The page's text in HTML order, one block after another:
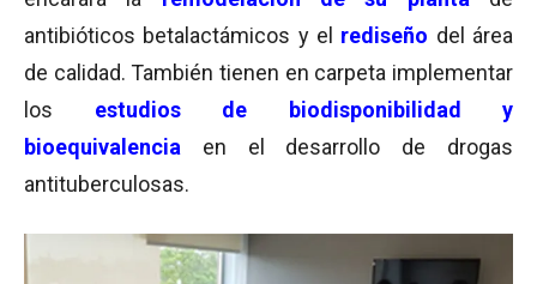
antibióticos betalactámicos y el rediseño del área
de calidad. También tienen en carpeta implementar
los estudios de biodisponibilidad y
bioequivalencia en el desarrollo de drogas
antituberculosas.